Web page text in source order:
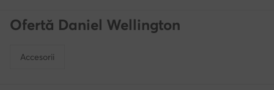
Ofertă Daniel Wellington
Accesorii